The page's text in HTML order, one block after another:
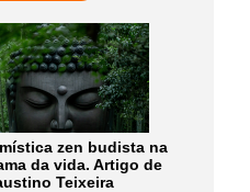
zen budista na
da vida. Artigo de
Teixeira